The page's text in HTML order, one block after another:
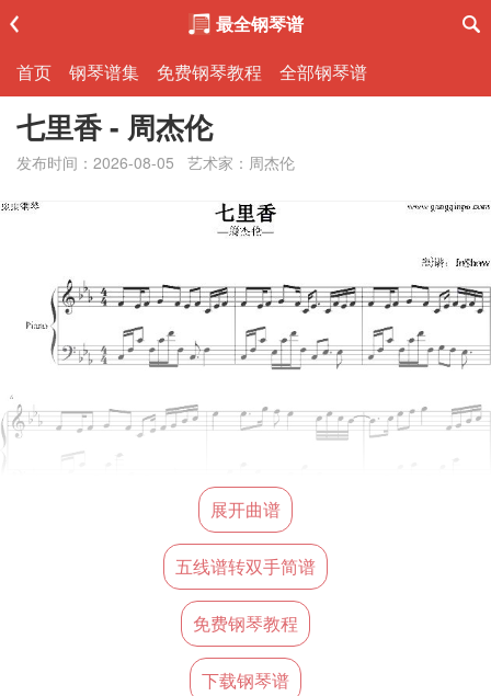
最全钢琴谱
首页
钢琴谱集 免费钢琴教程 全部钢琴谱
七里香 - 周杰伦
发布时间：2026-08-05 艺术家：周杰伦
展开曲谱
五线谱转双手简谱
免费钢琴教程
下载钢琴谱